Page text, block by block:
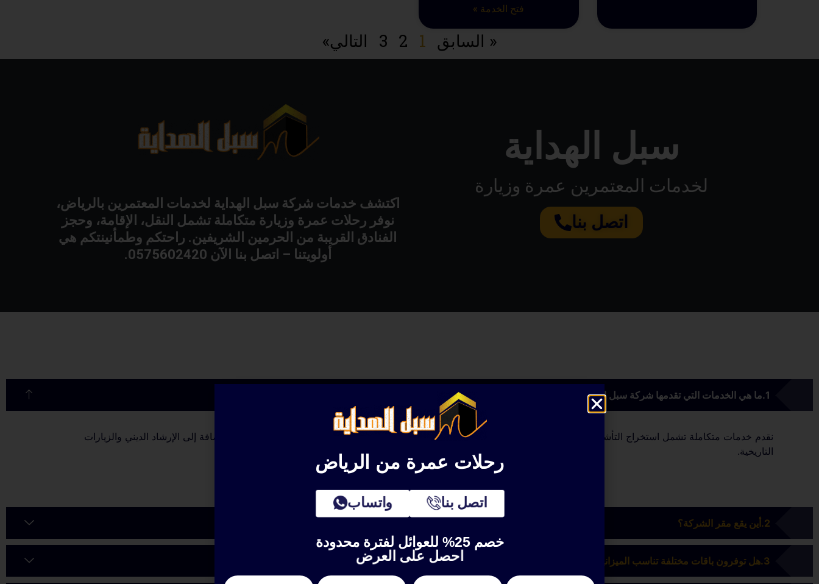
فتح الخدمة »
« السابق 1
2
3 التالي»
سبل الهداية
لخدمات المعتمرين عمرة وزيارة
اتصل بنا
اكتشف خدمات شركة سبل الهداية لخدمات المعتمرين بالرياض،
نوفر رحلات عمرة وزيارة متكاملة تشمل النقل، الإقامة، وحجز
الفنادق القريبة من الحرمين الشريفين. راحتكم وطمأنينتكم هي
أولويتنا – اتصل بنا الآن 0575602420.
ما هي الخدمات التي تقدمها شركة سبل الهداية؟
نقدم خدمات متكاملة تشمل استخراج التأشيرات، تنظيم رحلات العمرة والزيارة، حجز الفنادق القريبة من الحرمين الشريفين، النقل المريح، إضافة إلى الإرشاد الديني والزيارات
التاريخية.
أين يقع مقر الشركة؟
هل توفرون باقات مختلفة تناسب الميزانيات المتنوعة؟
رحلات عمرة من الرياض
اتصل بنا واتساب
خصم 25% للعوائل لفترة محدودة
احصل على العرض